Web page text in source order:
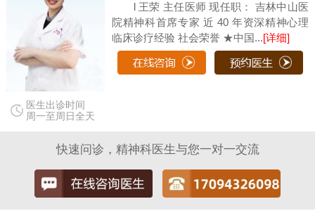
医生出诊时间
周一至周日全天
l 王荣 主任医师 现任职： 吉林中山医
院精神科首席专家 近 40 年资深精神心理
临床诊疗经验 社会荣誉 ★中国...[详细]
快速问诊，精神科医生与您一对一交流